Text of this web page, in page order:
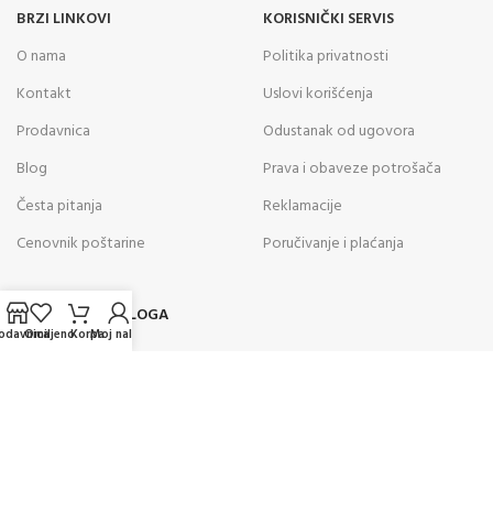
BRZI LINKOVI
O nama
Kontakt
Prodavnica
Blog
Česta pitanja
Cenovnik poštarine
KORISNIČKI SERVIS
Politika privatnosti
Uslovi korišćenja
Odustanak od ugovora
Prava i obaveze potrošača
Reklamacije
Poručivanje i plaćanja
POSLEDNJE SA BLOGA
OmiljenoKorpaMoj nalog